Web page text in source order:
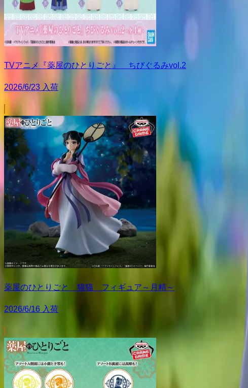
TVアニメ『薬屋のひとりごと』 ちびぐるみvol.2
2026/6/23 入荷
薬屋のひとりごと 猫猫 フィギュア～月精～
2026/6/16 入荷